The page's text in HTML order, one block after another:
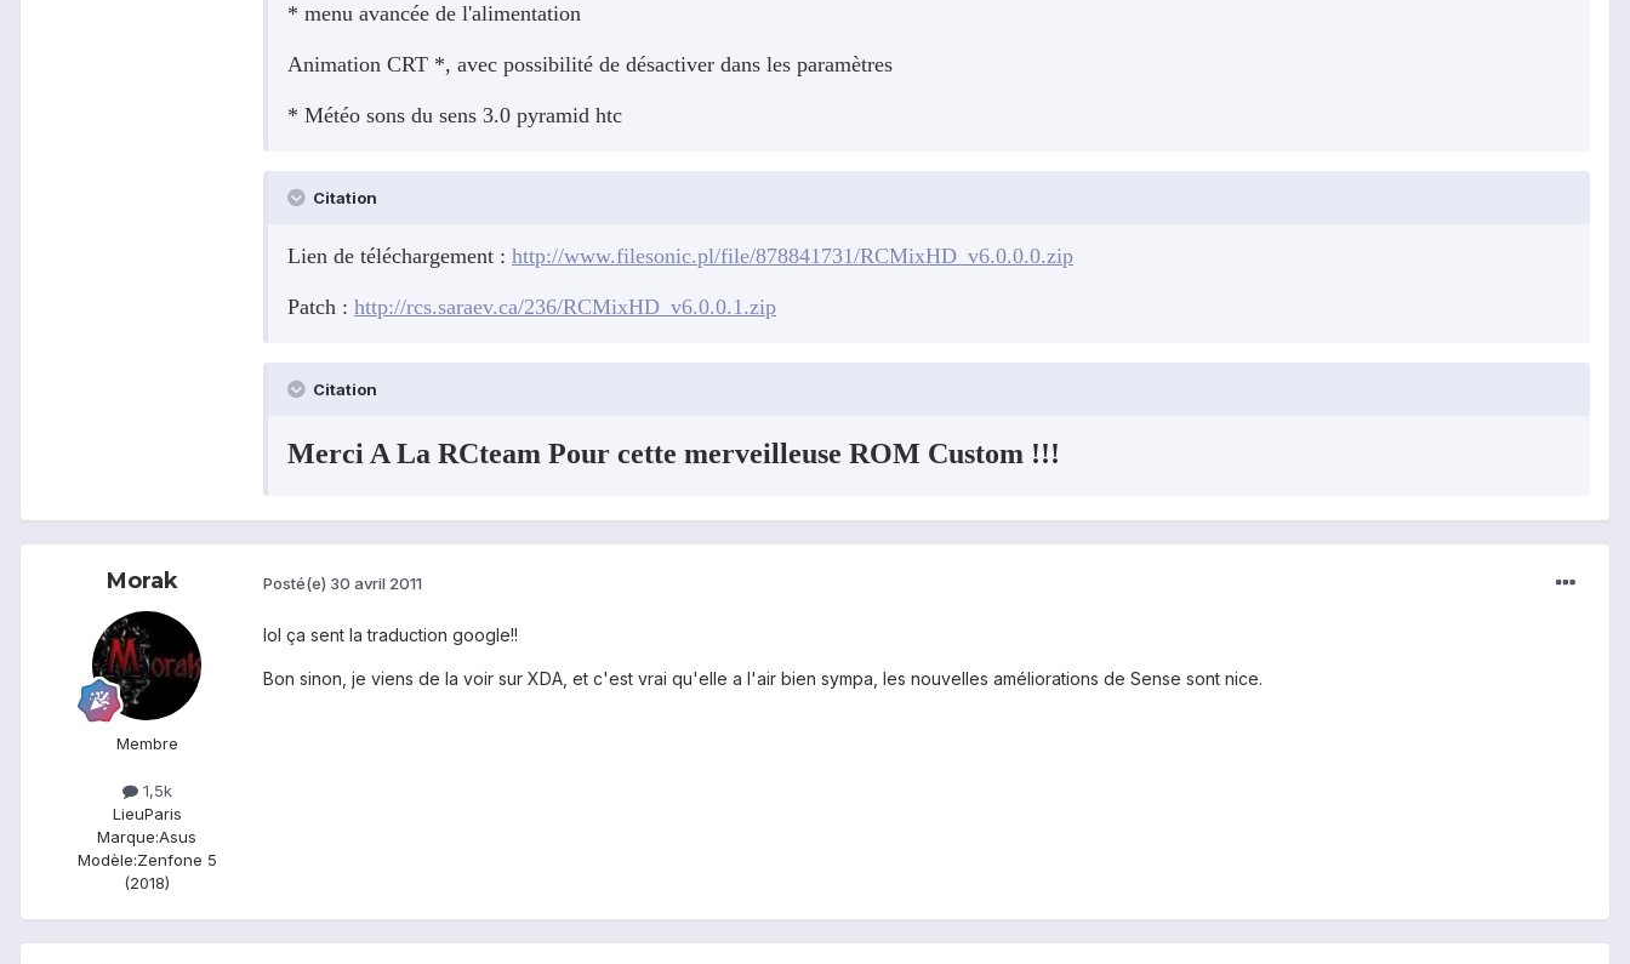
* menu avancée de l'alimentation
Animation CRT *, avec possibilité de désactiver dans les paramètres
* Météo sons du sens 3.0 pyramid htc
Citation
Lien de téléchargement : http://www.filesonic.pl/file/878841731/RCMixHD_v6.0.0.0.zip
Patch : http://rcs.saraev.ca/236/RCMixHD_v6.0.0.1.zip
Citation
Merci A La RCteam Pour cette merveilleuse ROM Custom !!!
Morak
Membre
1,5k
LieuParis
Marque:Asus
Modèle:Zenfone 5
(2018)
Posté(e) 30 avril 2011
lol ça sent la traduction google!!
Bon sinon, je viens de la voir sur XDA, et c'est vrai qu'elle a l'air bien sympa, les nouvelles améliorations de Sense sont nice.